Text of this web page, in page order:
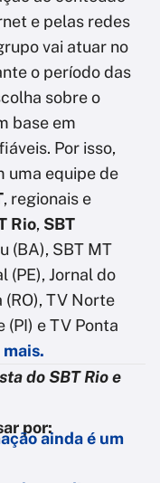
e pelas redes
vai atuar no
o período das
sobre o
base em
Por isso,
uma equipe de
, regionais e
Rio, SBT
(BA), SBT MT
(PE), Jornal do
(RO), TV Norte
(PI) e TV Ponta
do SBT Rio e
por:
ainda é um